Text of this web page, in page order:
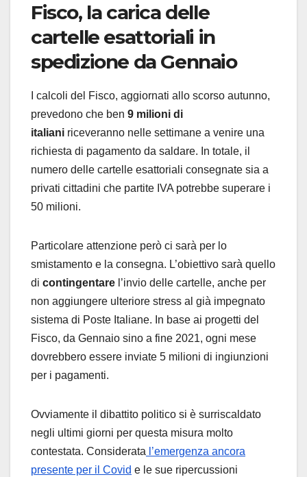
Fisco, la carica delle
cartelle esattoriali in
spedizione da Gennaio
I calcoli del Fisco, aggiornati allo scorso autunno,
prevedono che ben 9 milioni di
italiani riceveranno nelle settimane a venire una
richiesta di pagamento da saldare. In totale, il
numero delle cartelle esattoriali consegnate sia a
privati cittadini che partite IVA potrebbe superare i
50 milioni.
Particolare attenzione però ci sarà per lo
smistamento e la consegna. L’obiettivo sarà quello
di contingentare l’invio delle cartelle, anche per
non aggiungere ulteriore stress al già impegnato
sistema di Poste Italiane. In base ai progetti del
Fisco, da Gennaio sino a fine 2021, ogni mese
dovrebbero essere inviate 5 milioni di ingiunzioni
per i pagamenti.
Ovviamente il dibattito politico si è surriscaldato
negli ultimi giorni per questa misura molto
contestata. Considerata l’emergenza ancora
presente per il Covid e le sue ripercussioni